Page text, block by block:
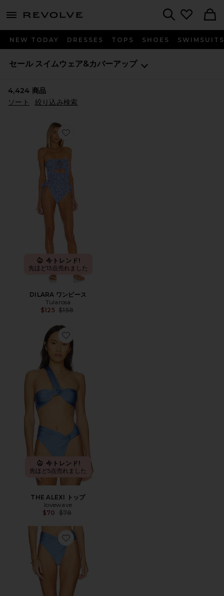
menu - shows more content
NEW TODAY DRESSES TOPS SHOES SWIMSUITS
セール スイムウェア&カバーアップ
4,424 商品
ソート
絞り込み検索
Favorite DILARA ワンピース
今トレンド!
先ほど13点売れました
DILARA ワンピース
Tularosa
$125 Previous price:
$158
Favorite THE ALEXI トップ
今トレンド!
先ほど5点売れました
THE ALEXI トップ
lovewave
$70 Previous price:
$78
Favorite THE ALEXI ボトム